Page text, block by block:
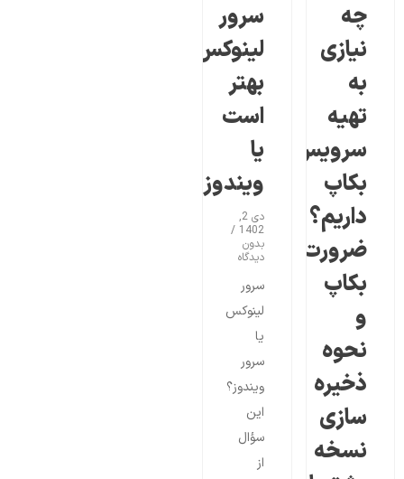
چه
نیازی
به
تهیه
سرویس
بکاپ
داریم؟
ضرورت
بکاپ
و
نحوه
ذخیره
سازی
نسخه
سرور
لینوکس
بهتر
است
یا
ویندوز؟
دی 2,
1402
بدون
دیدگاه
سرور
لینوکس
یا
سرور
ویندوز؟
این
سؤال
از